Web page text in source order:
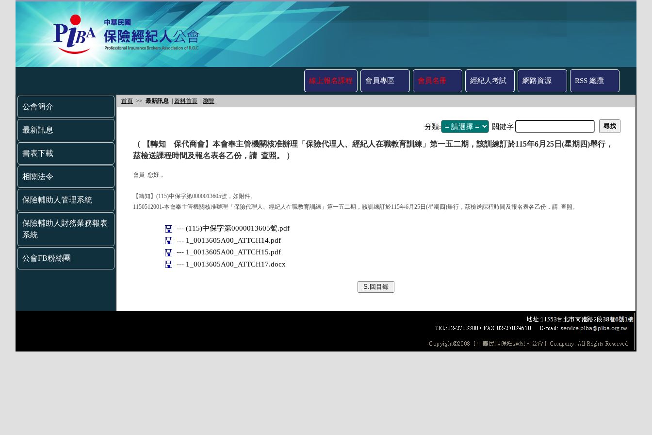
線上報名課程 會員專區 會員名冊 經紀人考試 網路資源 RSS 總攬
公會簡介
最新訊息
書表下載
相關法令
保險輔助人管理系統
保險輔助人財務業務報表
系統
公會FB粉絲團
首頁 >> 最新訊息 資料首頁 瀏覽
分類: 關鍵字
（ 【轉知 保代商會】本會奉主管機關核准辦理「保險代理人、經紀人在職教育訓練」第一五二期，該訓練訂於115年6月25日(星期四)舉行，
茲檢送課程時間及報名表各乙份，請 查照。 ）
會員 您好，
【轉知】(115)中保字第0000013605號，如附件。
1150512001-本會奉主管機關核准辦理「保險代理人、經紀人在職教育訓練」第一五二期，該訓練訂於115年6月25日(星期四)舉行，茲檢送課程時間及報名表各乙份，請 查照。
--- (115)中保字第0000013605號.pdf
--- 1_0013605A00_ATTCH14.pdf
--- 1_0013605A00_ATTCH15.pdf
--- 1_0013605A00_ATTCH17.docx